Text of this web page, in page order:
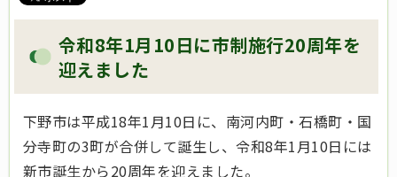
令和8年1月10日に市制施行20周年を
迎えました
下野市は平成18年1月10日に、南河内町・石橋町・国
分寺町の3町が合併して誕生し、令和8年1月10日には
新市誕生から20周年を迎えました。